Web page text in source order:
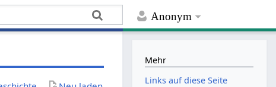
Anonym
Mehr
Links auf diese Seite